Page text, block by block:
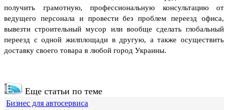
получить грамотную, профессиональную консультацию от
ведущего персонала и провести без проблем переезд офиса,
вывезти строительный мусор или вообще сделать глобальный
переезд с одной жилплощади в другую, а также осуществить
доставку своего товара в любой город Украины.
Еще статьи по теме
Бизнес для автосервиса